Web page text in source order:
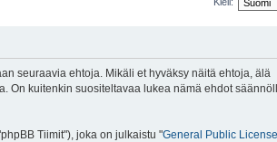
seuraavia ehtoja. Mikäli et hyväksy näitä ehtoja, älä
On kuitenkin suositeltavaa lukea nämä ehdot
Tiimit"), joka on julkaistu "General Public